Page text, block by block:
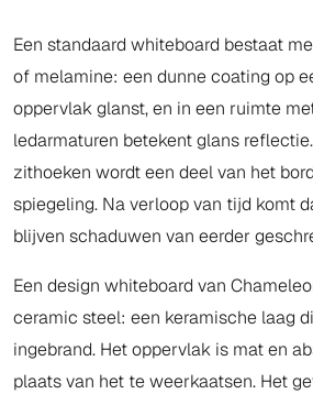
Een standaard whiteboard bestaat
of melamine: een dunne coating op
oppervlak glanst, en in een ruimte
ledarmaturen betekent glans
zithoeken wordt een deel van het
spiegeling. Na verloop van tijd komt
blijven schaduwen van eerder
Een design whiteboard van
ceramic steel: een keramische laag
ingebrand. Het oppervlak is mat en
plaats van het te weerkaatsen. Het